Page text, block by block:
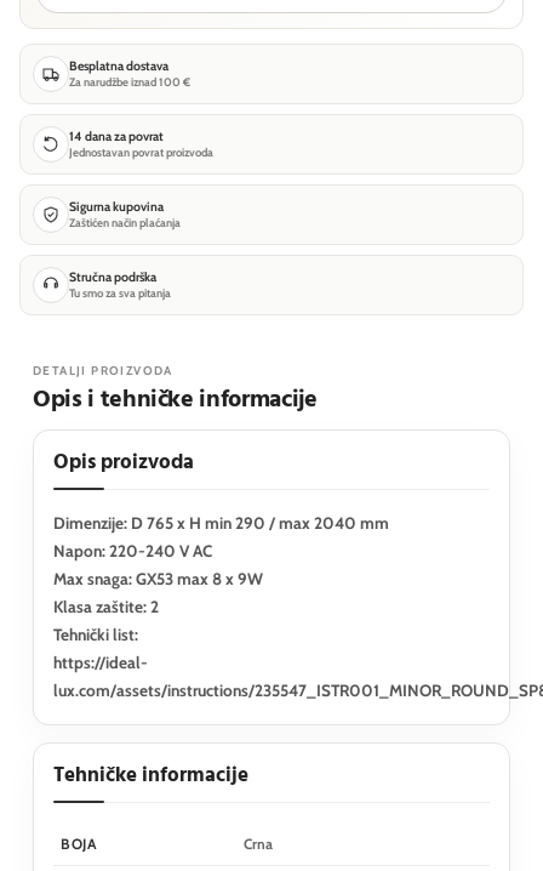
Besplatna dostava
Za narudžbe iznad 100 €
14 dana za povrat
Jednostavan povrat proizvoda
Sigurna kupovina
Zaštićen način plaćanja
Stručna podrška
Tu smo za sva pitanja
DETALJI PROIZVODA
Opis i tehničke informacije
Opis proizvoda
Dimenzije: D 765 x H min 290 / max 2040 mm
Napon: 220-240 V AC
Max snaga: GX53 max 8 x 9W
Klasa zaštite: 2
Tehnički list:
https://ideal-
lux.com/assets/instructions/
Tehničke informacije
BOJA Crna